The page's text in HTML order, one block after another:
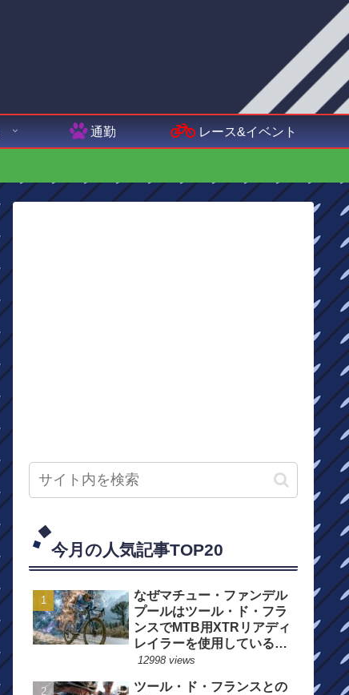
通勤 レース&イベント
今月の人気記事TOP20
なぜマチュー・ファンデル
プールはツール・ド・フラ
ンスでMTB用XTRリアディ
レイラーを使用しているの
か？
12998 views
ツール・ド・フランスとの